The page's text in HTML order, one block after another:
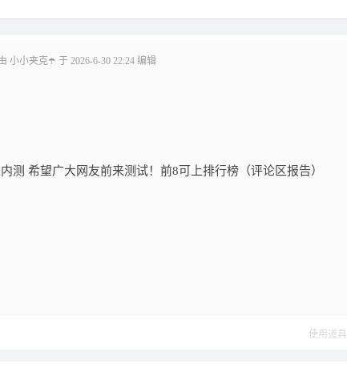
小小夹克☂️ 于 2026-6-30 22:24 编辑
测 希望广大网友前来测试！前8可上排行榜（评论区报告）
使用道具